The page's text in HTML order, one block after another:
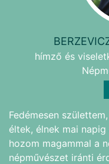
hímző és
Fedémesen
éltek, élnek mai
hozom magammal a
népművészet iránti